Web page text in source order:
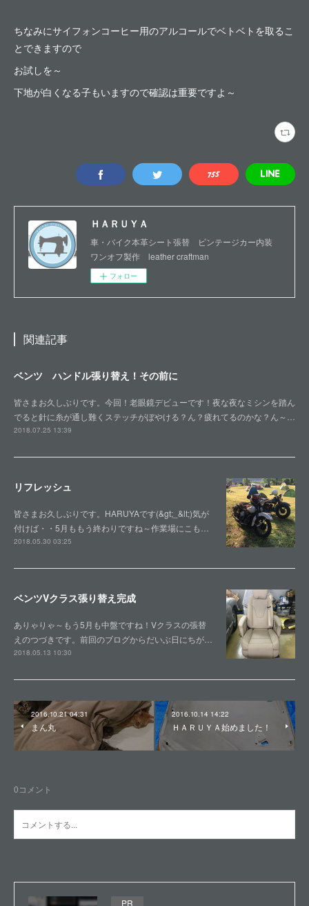
ちなみにサイフォンコーヒー用のアルコールでベトベトを取るこ
とできますので
お試しを～
下地が白くなる子もいますので確認は重要ですよ～
ＨＡＲＵＹＡ
車・バイク本革シート張替 ビンテージカー内装
ワンオフ製作 leather craftman
フォロー
関連記事
ベンツ ハンドル張り替え！その前に
皆さまお久しぶりです。今回！老眼鏡デビューです！夜な夜なミシンを踏ん
でると針に糸が通し難くステッチがぼやける？ん？疲れてるのかな？ん～…
2018.07.25 13:39
リフレッシュ
皆さまお久しぶりです。HARUYAです(&gt;_&lt;)気が
付けば・・5月ももう終わりですね～作業場にこも…
2018.05.30 03:25
ベンツVクラス張り替え完成
ありゃりゃ～もう5月も中盤ですね！Vクラスの張替
えのつづきです。前回のブログからだいぶ日にちが…
2018.05.13 10:30
2016.10.21 04:31
まん丸
2016.10.14 14:22
ＨＡＲＵＹＡ始めました！
0コメント
PR